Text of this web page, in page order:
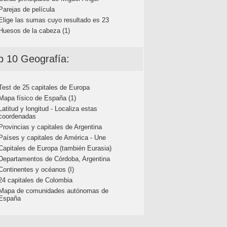
de película
las sumas cuyo resultado es 23
de la cabeza (1)
10 Geografía:
de 25 capitales de Europa
físico de España (1)
y longitud - Localiza estas
y capitales de Argentina
y capitales de América - Une
de Europa (también Eurasia)
de Córdoba, Argentina
y océanos (I)
capitales de Colombia
de comunidades autónomas de